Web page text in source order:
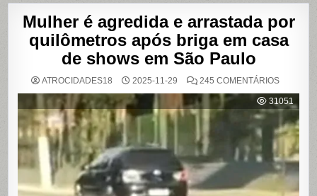
Mulher é agredida e arrastada por
quilômetros após briga em casa
de shows em São Paulo
ATROCIDADES18 2025-11-29 245 COMENTÁRIOSEM
É
E
POR
APÓS
BRIGA
EM
CASA
SHOWS
31051